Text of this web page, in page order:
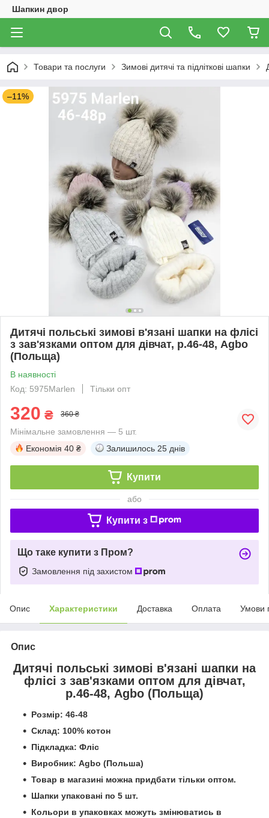
Шапкин двор
Товари та послуги Зимові дитячі та підліткові шапки
–11%
Дитячі польські зимові в'язані шапки на флісі
з зав'язками оптом для дівчат, р.46-48, Agbo
(Польща)
В наявності
Код: 5975Marlen
Тільки опт
320 ₴ 360 ₴
Мінімальне замовлення — 5 шт.
Економія 40 ₴ Залишилось 25 днів
Купити
або
Купити з
Що таке купити з Пром?
Замовлення під захистом
Опис Характеристики Доставка Оплата Умови
Опис
Дитячі польські зимові в'язані шапки на
флісі з зав'язками оптом для дівчат,
р.46-48, Agbo (Польща)
Розмір: 46-48
Склад: 100% котон
Підкладка: Фліс
Виробник: Agbo (Польша)
Товар в магазині можна придбати тільки оптом.
Шапки упаковані по 5 шт.
Кольори в упаковках можуть змінюватись в